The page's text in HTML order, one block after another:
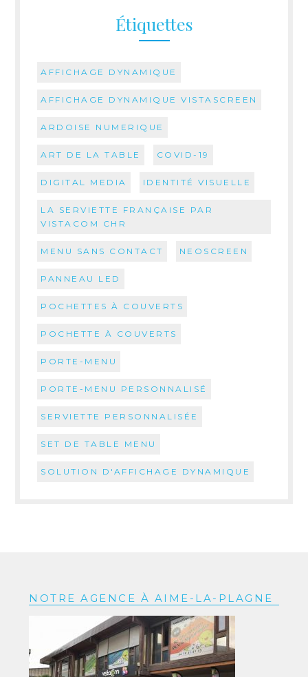
Étiquettes
AFFICHAGE DYNAMIQUE
AFFICHAGE DYNAMIQUE VISTASCREEN
ARDOISE NUMERIQUE
ART DE LA TABLE COVID-19
DIGITAL MEDIA IDENTITÉ VISUELLE
LA SERVIETTE FRANÇAISE PAR
VISTACOM CHR
MENU SANS CONTACT NEOSCREEN
PANNEAU LED
POCHETTES À COUVERTS
POCHETTE À COUVERTS
PORTE-MENU
PORTE-MENU PERSONNALISÉ
SERVIETTE PERSONNALISÉE
SET DE TABLE MENU
SOLUTION D'AFFICHAGE DYNAMIQUE
NOTRE AGENCE À AIME-LA-PLAGNE